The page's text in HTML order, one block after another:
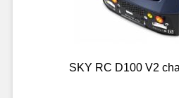
SKY RC D100 V2